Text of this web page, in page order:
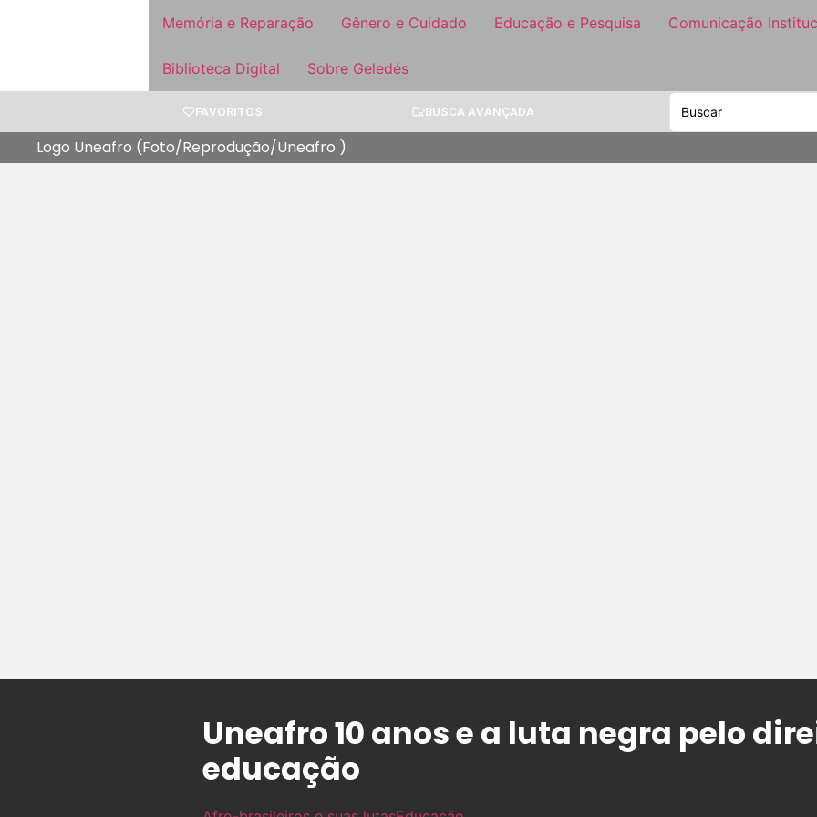
Memória e Reparação Gênero e Cuidado Educação e Pesquisa Comunicação
Biblioteca Digital Sobre Geledés
FAVORITOS BUSCA AVANÇADA
Logo Uneafro (Foto/Reprodução/Uneafro )
Uneafro 10 anos e a luta negra pelo
educação